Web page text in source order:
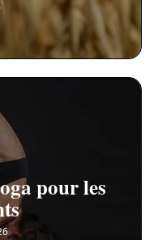
pour les